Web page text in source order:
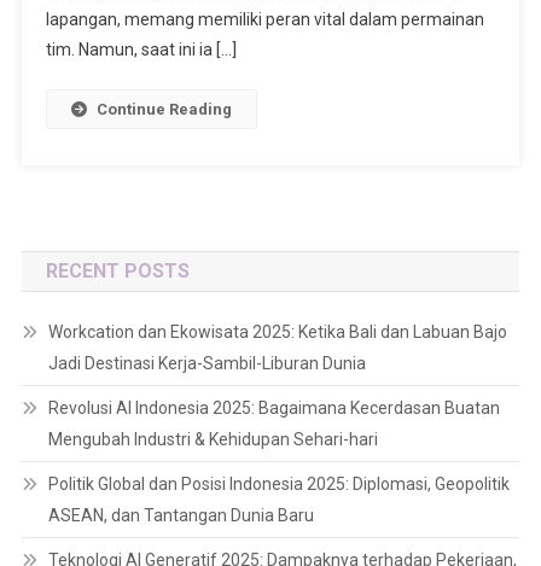
lapangan, memang memiliki peran vital dalam permainan
tim. Namun, saat ini ia […]
Continue Reading
RECENT POSTS
Workcation dan Ekowisata 2025: Ketika Bali dan Labuan Bajo
Jadi Destinasi Kerja-Sambil-Liburan Dunia
Revolusi AI Indonesia 2025: Bagaimana Kecerdasan Buatan
Mengubah Industri & Kehidupan Sehari-hari
Politik Global dan Posisi Indonesia 2025: Diplomasi, Geopolitik
ASEAN, dan Tantangan Dunia Baru
Teknologi AI Generatif 2025: Dampaknya terhadap Pekerjaan,